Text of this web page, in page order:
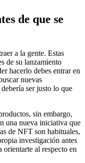
de que se
a la gente. Estas
de su lanzamiento
hacerlo debes entrar en
nuevas
ser justo lo que
sin embargo,
una nueva iniciativa que
de NFT son habituales,
investigación antes
orientarte al respecto en